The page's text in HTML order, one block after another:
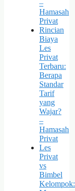
–
Hamasah
Privat
Rincian
Biaya
Les
Privat
Terbaru:
Berapa
Standar
Tarif
yang
Wajar?
–
Hamasah
Privat
Les
Privat
vs
Bimbel
Kelompok: